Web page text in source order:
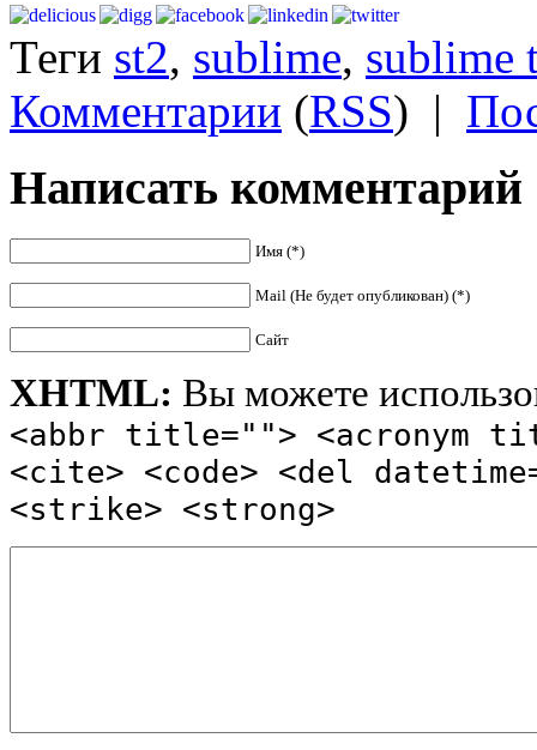
Теги st2, sublime, sublime
Комментарии (RSS) |
Написать комментарий
Имя (*)
Mail (Не будет опубликован) (*)
Сайт
XHTML: Вы можете
<abbr title=""> <acronym
<cite> <code> <del
<strike> <strong>